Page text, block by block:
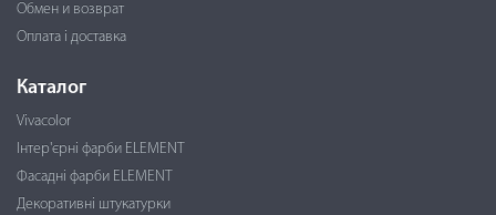
Обмен и возврат
Оплата і доставка
Каталог
Vivacolor
Інтер'єрні фарби ELEMENT
Фасадні фарби ELEMENT
Декоративні штукатурки